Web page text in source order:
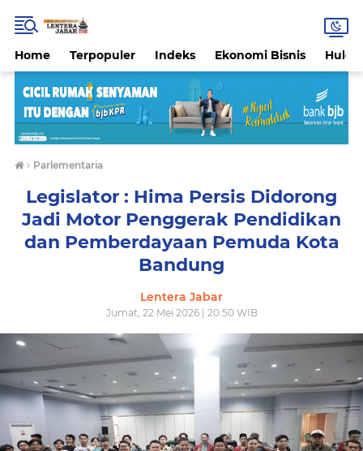
Home Terpopuler Indeks Ekonomi Bisnis
› Parlementaria
Legislator : Hima Persis Didorong
Jadi Motor Penggerak Pendidikan
dan Pemberdayaan Pemuda Kota
Bandung
Lentera Jabar
Jumat, 22 Mei 2026 | 20:50 WIB